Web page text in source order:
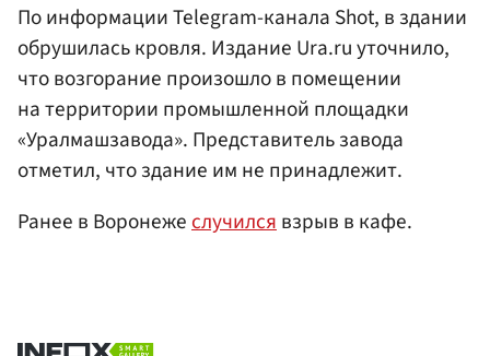
По информации Telegram-канала Shot, в здании
обрушилась кровля. Издание Ura.ru уточнило,
что возгорание произошло в помещении
на территории промышленной площадки
«Уралмашзавода». Представитель завода
отметил, что здание им не принадлежит.
Ранее в Воронежеслучилсявзрыв в кафе.